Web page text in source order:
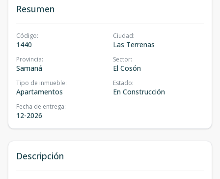
Resumen
Código:
1440
Ciudad:
Las Terrenas
Provincia:
Samaná
Sector:
El Cosón
Tipo de inmueble:
Apartamentos
Estado:
En Construcción
Fecha de entrega:
12-2026
Descripción